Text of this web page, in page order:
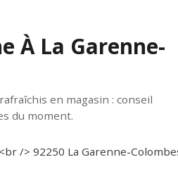
À La Garenne-
en magasin : conseil
du moment.
/> 92250 La Garenne-